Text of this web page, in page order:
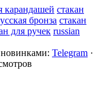
карандашей стакан
бронза стакан
для ручек russian
Telegram ·